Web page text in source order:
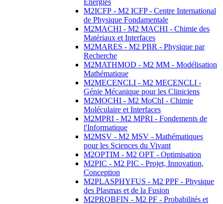
Energies
M2ICFP - M2 ICFP - Centre International
de Physique Fondamentale
M2MACHI - M2 MACHI - Chimie des
Matériaux et Interfaces
M2MARES - M2 PBR - Physique par
Recherche
M2MATHMOD - M2 MM - Modélisation
Mathématique
M2MECENCLI - M2 MECENCLI -
Génie Mécanique pour les Cliniciens
M2MOCHI - M2 MoChI - Chimie
Moléculaire et Interfaces
M2MPRI - M2 MPRI - Fondements de
l'Informatique
M2MSV - M2 MSV - Mathématiques
pour les Sciences du Vivant
M2OPTIM - M2 OPT - Optimisation
M2PIC - M2 PIC - Projet, Innovation,
Conception
M2PLASPHYFUS - M2 PPF - Physique
des Plasmas et de la Fusion
M2PROBFIN - M2 PF - Probabilités et